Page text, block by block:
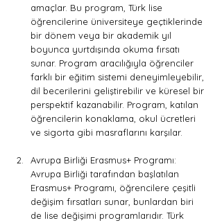
amaçlar. Bu program, Türk lise
öğrencilerine üniversiteye geçtiklerinde
bir dönem veya bir akademik yıl
boyunca yurtdışında okuma fırsatı
sunar. Program aracılığıyla öğrenciler
farklı bir eğitim sistemi deneyimleyebilir,
dil becerilerini geliştirebilir ve küresel bir
perspektif kazanabilir. Program, katılan
öğrencilerin konaklama, okul ücretleri
ve sigorta gibi masraflarını karşılar.
Avrupa Birliği Erasmus+ Programı:
Avrupa Birliği tarafından başlatılan
Erasmus+ Programı, öğrencilere çeşitli
değişim fırsatları sunar, bunlardan biri
de lise değişimi programlarıdır. Türk